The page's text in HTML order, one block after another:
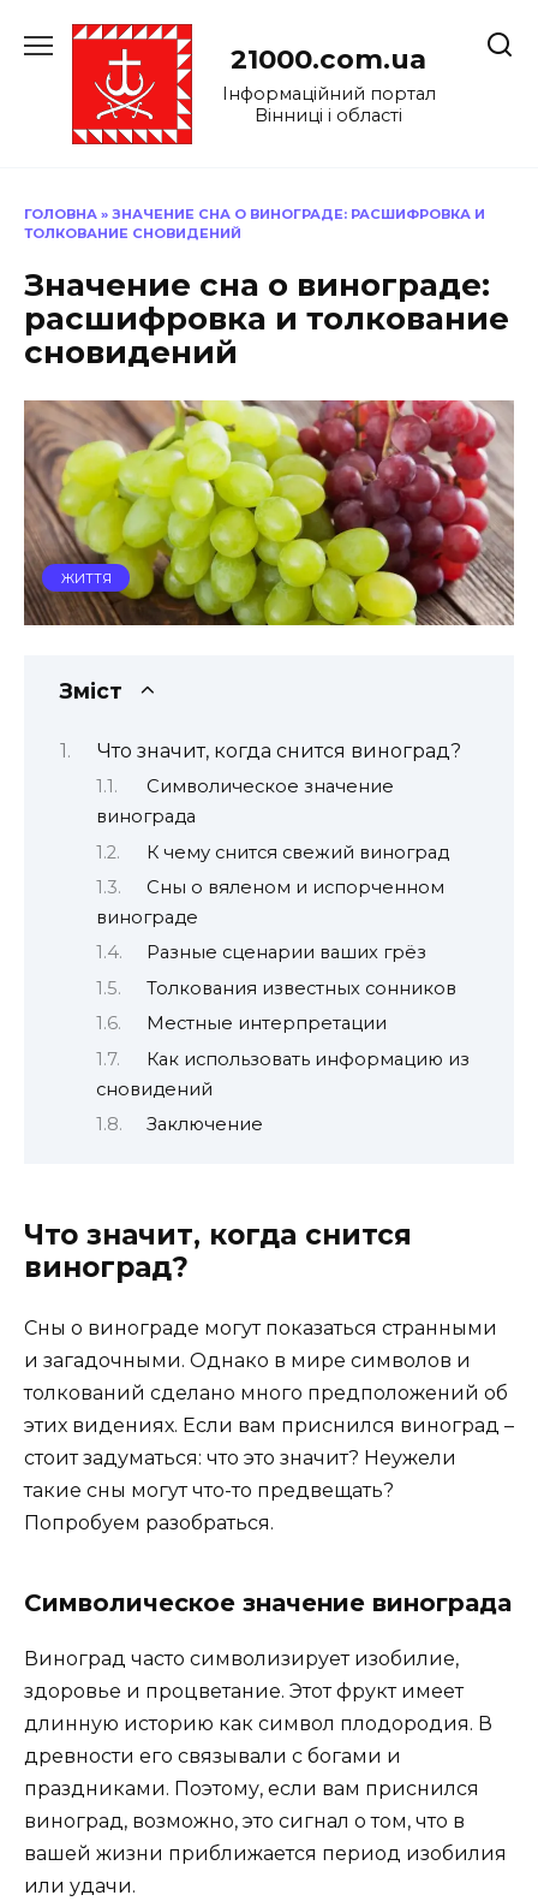
до
21000.com.ua
Інформаційний портал
Вінниці і області
ГОЛОВНА » ЗНАЧЕНИЕ СНА О ВИНОГРАДЕ: РАСШИФРОВКА И
ТОЛКОВАНИЕ СНОВИДЕНИЙ
Значение сна о винограде:
расшифровка и толкование
сновидений
ЖИТТЯ
Зміст
Что значит, когда снится виноград?
Символическое значение
винограда
К чему снится свежий виноград
Сны о вяленом и испорченном
винограде
Разные сценарии ваших грёз
Толкования известных сонников
Местные интерпретации
Как использовать информацию из
сновидений
Заключение
Что значит, когда снится
виноград?
Сны о винограде могут показаться странными
и загадочными. Однако в мире символов и
толкований сделано много предположений об
этих видениях. Если вам приснился виноград –
стоит задуматься: что это значит? Неужели
такие сны могут что-то предвещать?
Попробуем разобраться.
Символическое значение винограда
Виноград часто символизирует изобилие,
здоровье и процветание. Этот фрукт имеет
длинную историю как символ плодородия. В
древности его связывали с богами и
праздниками. Поэтому, если вам приснился
виноград, возможно, это сигнал о том, что в
вашей жизни приближается период изобилия
или удачи.